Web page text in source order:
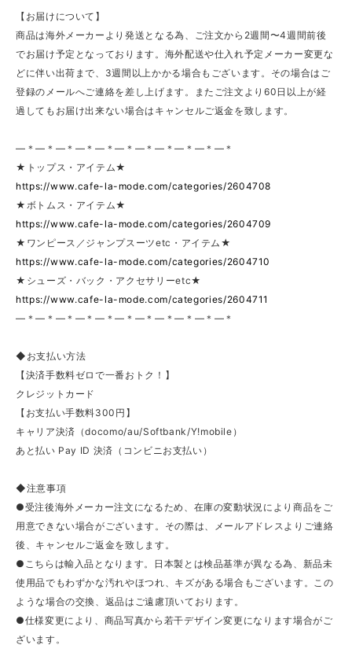
【お届けについて】
商品は海外メーカーより発送となる為、ご注文から2週間〜4週間前後
でお届け予定となっております。海外配送や仕入れ予定メーカー変更な
どに伴い出荷まで、3週間以上かかる場合もございます。その場合はご
登録のメールへご連絡を差し上げます。またご注文より60日以上が経
過してもお届け出来ない場合はキャンセルご返金を致します。
—＊—＊—＊—＊—＊—＊—＊—＊—＊—＊—＊
★トップス・アイテム★
https://www.cafe-la-mode.com/categories/2604708
★ボトムス・アイテム★
https://www.cafe-la-mode.com/categories/2604709
★ワンピース／ジャンプスーツetc・アイテム★
https://www.cafe-la-mode.com/categories/2604710
★シューズ・バック・アクセサリーetc★
https://www.cafe-la-mode.com/categories/2604711
—＊—＊—＊—＊—＊—＊—＊—＊—＊—＊—＊
◆お支払い方法
【決済手数料ゼロで一番おトク！】
クレジットカード
【お支払い手数料300円】
キャリア決済（docomo/au/Softbank/Y!mobile）
あと払い Pay ID 決済（コンビニお支払い）
◆注意事項
●受注後海外メーカー注文になるため、在庫の変動状況により商品をご
用意できない場合がございます。その際は、メールアドレスよりご連絡
後、キャンセルご返金を致します。
●こちらは輸入品となります。日本製とは検品基準が異なる為、新品未
使用品でもわずかな汚れやほつれ、キズがある場合もございます。この
ような場合の交換、返品はご遠慮頂いております。
●仕様変更により、商品写真から若干デザイン変更になります場合がご
ざいます。